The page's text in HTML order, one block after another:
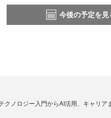
今後の予定を見
ノロジー入門からAI活用、キャリア